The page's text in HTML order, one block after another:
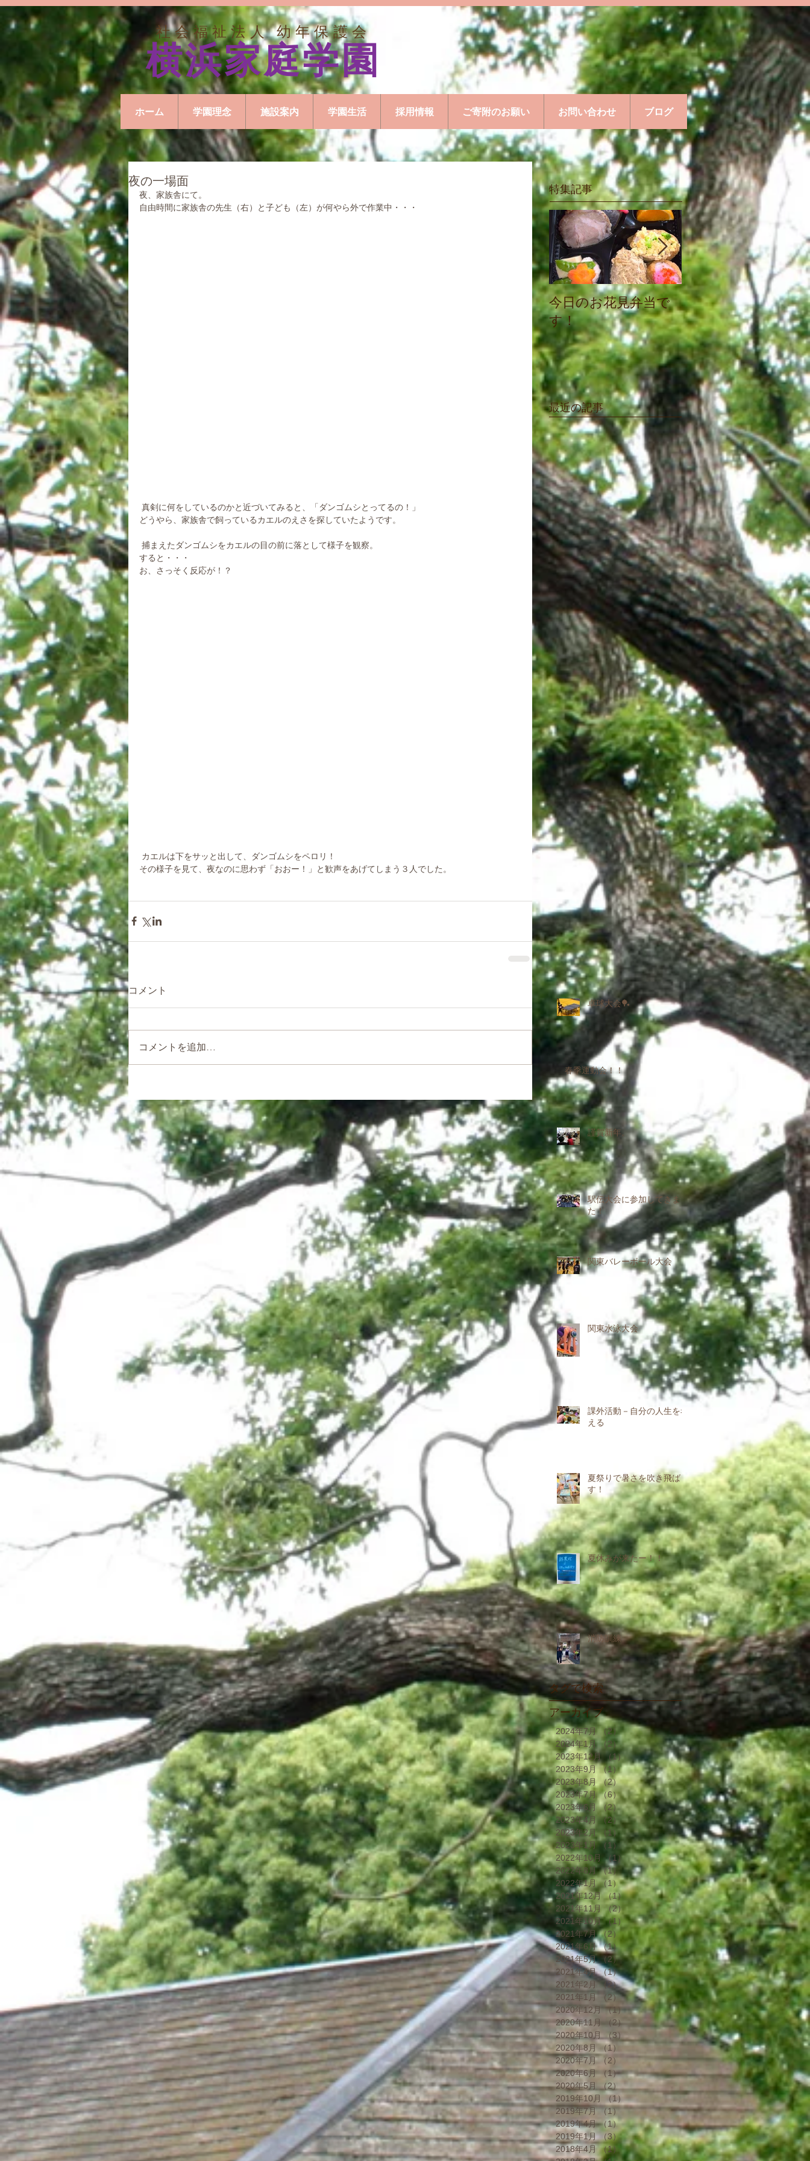
社会福祉法人 幼年保護会
横浜家庭学園
ホーム 学園理念 施設案内 学園生活 採用情報 ご寄附のお願い お問い合わせ ブログ
夜の一場面
夜、家族舎にて。
自由時間に家族舎の先生（右）と子ども（左）が何やら外で作業中・・・
真剣に何をしているのかと近づいてみると、「ダンゴムシとってるの！」
どうやら、家族舎で飼っているカエルのえさを探していたようです。
捕まえたダンゴムシをカエルの目の前に落として様子を観察。
すると・・・
お、さっそく反応が！？
カエルは下をサッと出して、ダンゴムシをペロリ！
その様子を見て、夜なのに思わず「おおー！」と歓声をあげてしまう３人でした。
コメント
コメントを追加…
特集記事
今日のお花見弁当で
す！
感謝祭にお越し頂き
ありがとうございま
した
最近の記事
卓球大会🏓
春季運動会！！
謹賀新年。
駅伝大会に参加してきまし
た！
関東バレーボール大会
関東水泳大会
課外活動－自分の人生を考
える
夏祭りで暑さを吹き飛ば
す！
夏休みが来たー！！
消防訓練
タグで検索
アーカイブ
2024年7月 （2）2件の記事
2024年1月 （2）2件の記事
2023年12月 （1） 1件の記事
2023年9月 （1）1件の記事
2023年8月 （2）2件の記事
2023年7月 （6）6件の記事
2023年6月 （2）2件の記事
2023年4月 （2）2件の記事
2023年2月 （1）1件の記事
2023年1月 （1） 1件の記事
2022年10月 （1）1件の記事
2022年8月 （1） 1件の記事
2022年1月 （1）1件の記事
2021年12月 （1）1件の記事
2021年11月
（2）2件の記事
2021年10月 （1）1件の記事
2021年7月 （2）2件の記事
2021年6月 （1）1件の記事
2021年5月 （2）2件の記事
2021年4月 （1）1件の記事
2021年2月 （2）2件の記事
2021年1月 （2）2件の記事
2020年12月 （1）1件の記事
2020年11月 （2）
2件の記事
2020年10月
（3）3件の記事
2020年8月 （1）
1件の記事
2020年7月
（2）
2件の記事
2020年6月 （1）1件の記事
2020年5月
（2）
2件の記事
2019年10月
（1） 1件の記事
2019年7月 （1） 1件の記事
2019年4月 （1）1件の記事
2019年1月 （3）3件の記事
2018年4月 （1）
1件の記事